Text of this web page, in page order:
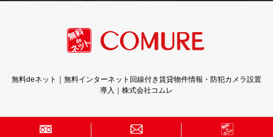
無料deネット｜無料インターネット回線付き賃貸物件情報・防犯カメラ設置
導入｜株式会社コムレ